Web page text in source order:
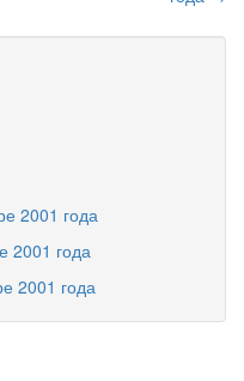
2001 года
2001 года
2001 года